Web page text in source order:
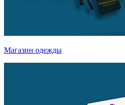
Магазин одежды